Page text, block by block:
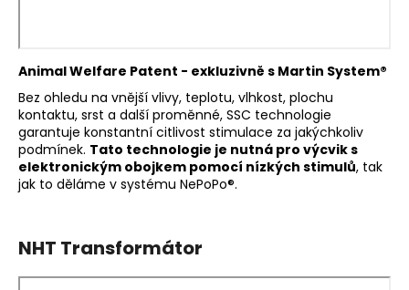
Animal Welfare Patent - exkluzivně s Martin System®
Bez ohledu na vnější vlivy, teplotu, vlhkost, plochu
kontaktu, srst a další proměnné, SSC technologie
garantuje konstantní citlivost stimulace za jakýchkoliv
podmínek. Tato technologie je nutná pro výcvik s
elektronickým obojkem pomocí nízkých stimulů, tak
jak to děláme v systému NePoPo®.
NHT Transformátor